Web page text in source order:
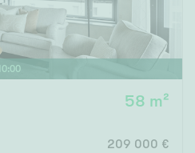
:00
58 m²
209 000 €